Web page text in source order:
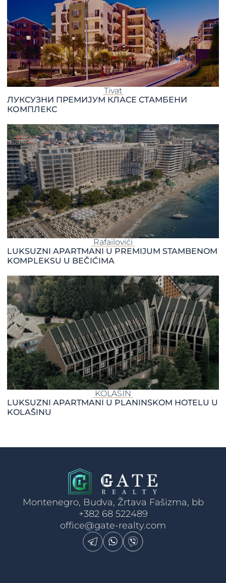
Tivat
ЛУКСУЗНИ ПРЕМИЈУМ КЛАСЕ СТАМБЕНИ
КОМПЛЕКС
Rafailovići
LUKSUZNI APARTMANI U PREMIJUM STAMBENOM
KOMPLEKSU U BEČIĆIMA
KOLASIN
LUKSUZNI APARTMANI U PLANINSKOM HOTELU U
KOLAŠINU
Montenegro, Budva, Žrtava Fašizma, bb
+382 68 522489
office@gate-realty.com